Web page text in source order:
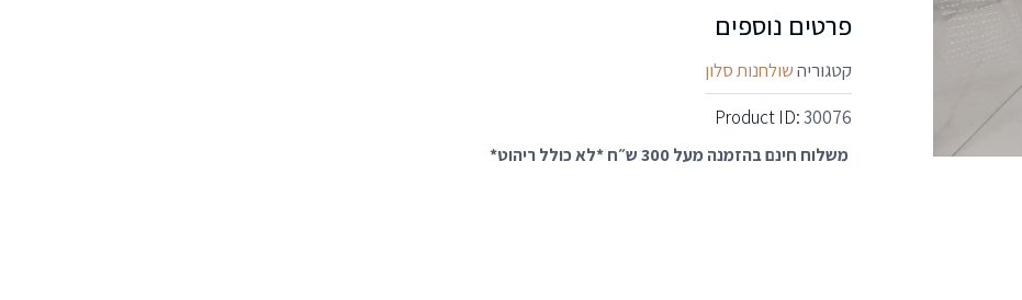
פרטים נוספים
קטגוריהשולחנות סלון
Product ID:30076
משלוח חינם בהזמנה מעל 300 ש״ח *לא כולל ריהוט*